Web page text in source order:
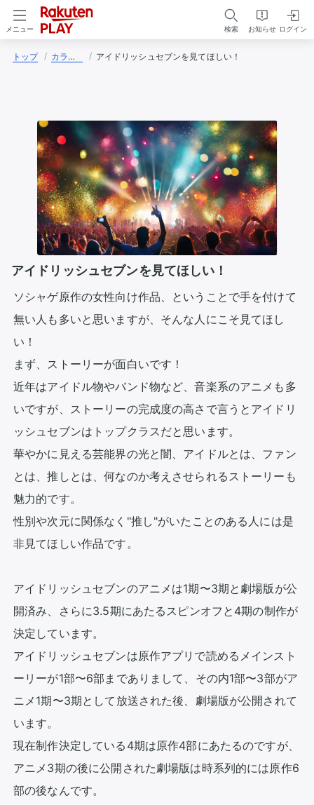
メニュー 検索 お知らせ ログイン
トップ カラうめくん アイドリッシュセブンを見てほしい！
アイドリッシュセブンを見てほしい！
ソシャゲ原作の女性向け作品、ということで手を付けて
無い人も多いと思いますが、そんな人にこそ見てほし
い！
まず、ストーリーが面白いです！
近年はアイドル物やバンド物など、音楽系のアニメも多
いですが、ストーリーの完成度の高さで言うとアイドリ
ッシュセブンはトップクラスだと思います。
華やかに見える芸能界の光と闇、アイドルとは、ファン
とは、推しとは、何なのか考えさせられるストーリーも
魅力的です。
性別や次元に関係なく"推し"がいたことのある人には是
非見てほしい作品です。
アイドリッシュセブンのアニメは1期〜3期と劇場版が公
開済み、さらに3.5期にあたるスピンオフと4期の制作が
決定しています。
アイドリッシュセブンは原作アプリで読めるメインスト
ーリーが1部〜6部までありまして、その内1部〜3部がア
ニメ1期〜3期として放送された後、劇場版が公開されて
います。
現在制作決定している4期は原作4部にあたるのですが、
アニメ3期の後に公開された劇場版は時系列的には原作6
部の後なんです。